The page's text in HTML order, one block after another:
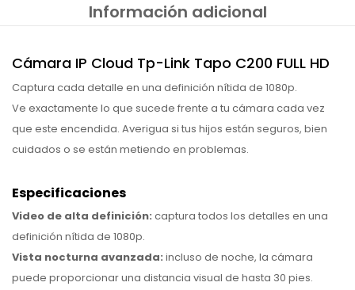
Información adicional
Cámara IP Cloud Tp-Link Tapo C200 FULL HD
Captura cada detalle en una definición nítida de 1080p.
Ve exactamente lo que sucede frente a tu cámara cada vez
que este encendida. Averigua si tus hijos están seguros, bien
cuidados o se están metiendo en problemas.
Especificaciones
Video de alta definición: captura todos los detalles en una
definición nítida de 1080p.
Vista nocturna avanzada: incluso de noche, la cámara
puede proporcionar una distancia visual de hasta 30 pies.